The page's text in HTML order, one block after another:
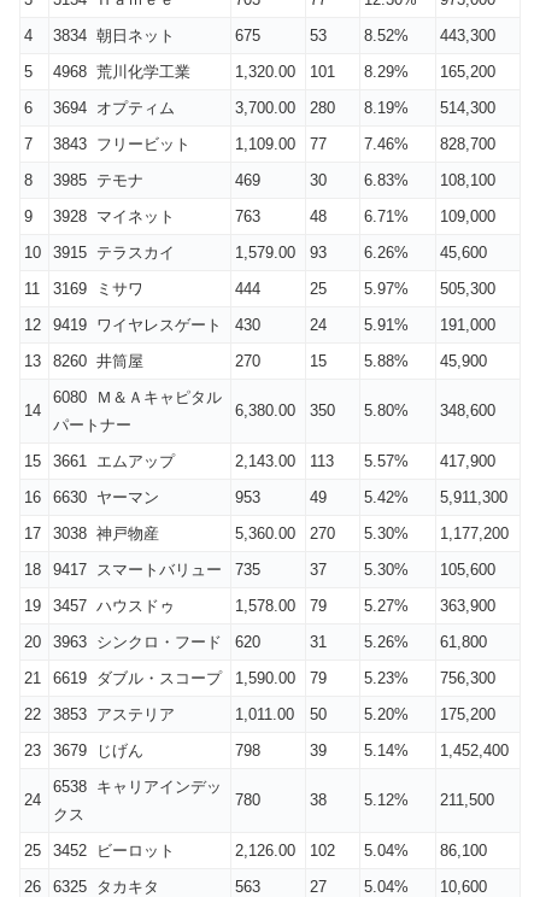
4
3834 朝日ネット 675 53 8.52%
443,300
5
4968 荒川化学工業 1,320.00 101 8.29%
165,200
6
3694 オプティム 3,700.00 280 8.19%
514,300
7
3843 フリービット 1,109.00 77 7.46%
828,700
8
3985 テモナ 469 30 6.83%
108,100
9
3928 マイネット 763 48 6.71%
109,000
10
3915 テラスカイ 1,579.00 93 6.26%
45,600
11
3169 ミサワ 444 25 5.97%
505,300
12
9419 ワイヤレスゲート 430 24 5.91%
191,000
13
8260 井筒屋 270 15 5.88% 45,900
14
6080 Ｍ＆Ａキャピタル
パートナー
6,380.00 350 5.80% 348,600
15 3661 エムアップ 2,143.00 113 5.57%
417,900
16
6630 ヤーマン 953 49 5.42%
5,911,300
17
3038 神戸物産 5,360.00 270 5.30%
1,177,200
18
9417 スマートバリュー 735 37 5.30%
105,600
19
3457 ハウスドゥ 1,578.00 79 5.27%
363,900
20
3963 シンクロ・フード 620 31 5.26%
61,800
21
6619 ダブル・スコープ 1,590.00 79 5.23%
756,300
22
3853 アステリア 1,011.00 50 5.20%
175,200
23
3679 じげん 798 39 5.14% 1,452,400
24
6538 キャリアインデッ
クス
780 38 5.12% 211,500
25 3452 ビーロット 2,126.00 102 5.04%
86,100
26
6325 タカキタ 563 27 5.04%
10,600